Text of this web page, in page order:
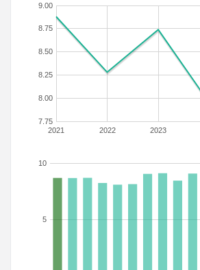
2021 2022 2023
7.75
8.00
8.25
8.50
8.75
9.00
5
10